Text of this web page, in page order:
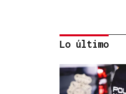
CONATO EXTINGUIDO
Lo último